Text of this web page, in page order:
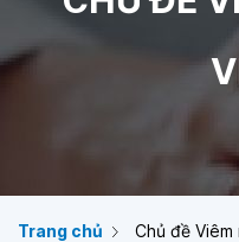
Trang chủ Chủ đề